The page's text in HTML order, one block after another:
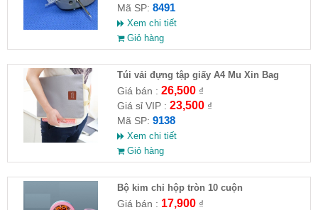
Mã SP: 8491
Xem chi tiết
Giỏ hàng
Túi vải đựng tập giấy A4 Mu Xin Bag
Giá bán : 26,500₫
Giá sỉ VIP : 23,500₫
Mã SP: 9138
Xem chi tiết
Giỏ hàng
Bộ kim chỉ hộp tròn 10 cuộn
Giá bán : 17,900₫